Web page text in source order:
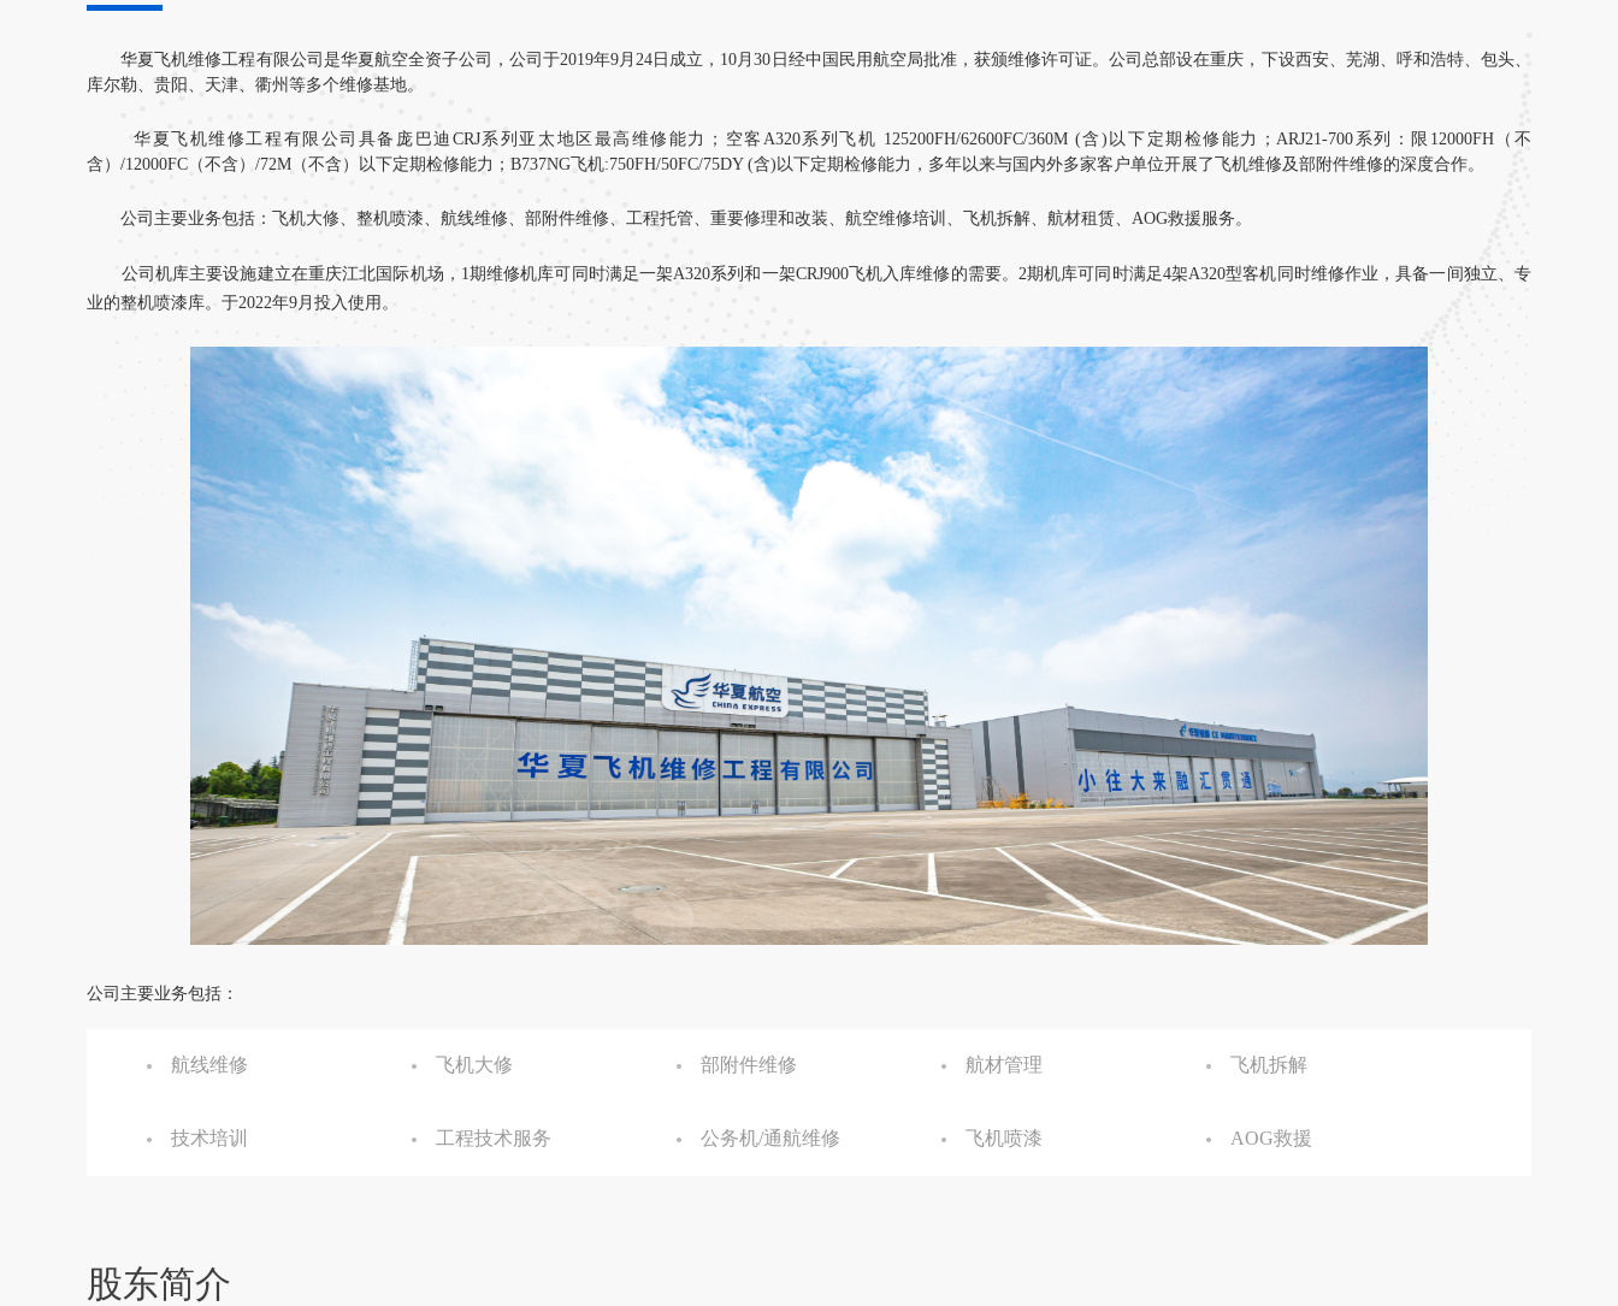
华夏飞机维修工程有限公司是华夏航空全资子公司，公司于2019年9月24日成立，10月30日经中国民用航空局批准，获颁维修许可证。公司总部设在重庆，下设西安、芜湖、呼和浩特、包头、
库尔勒、贵阳、天津、衢州等多个维修基地。
华夏飞机维修工程有限公司具备庞巴迪CRJ系列亚太地区最高维修能力； 空客 A320系列飞机 125200FH/62600FC/360M (含 ) 以下定期检修能力；ARJ21-700 系列：限 12000FH（不
含） /12000FC （不含） /72M （不含）以下定期检修能力； B737NG 飞机:750FH/50FC/75DY (含) 以下定期检修能力， 多年以来与国内外多家客户单位开展了飞机维修及部附件维修的深度合作。
公司主要业务包括：飞机大修、整机喷漆、航线维修、部附件维修、工程托管、重要修理和改装、航空维修培训、飞机拆解、航材租赁、AOG救援服务。
公司机库主要设施建立在重庆江北国际机场，1期维修机库可同时满足一架A320系列和一架CRJ900飞机入库维修的需要。2期机库可同时满足4架A320型客机同时维修作业，具备一间独立、专
业的整机喷漆库。于2022年9月投入使用。
公司主要业务包括：
航线维修 飞机大修 部附件维修 航材管理 飞机拆解
技术培训 工程技术服务 公务机/通航维修 飞机喷漆 AOG救援
股东简介